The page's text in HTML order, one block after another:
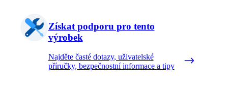
Získat podporu pro tento
výrobek
Najděte časté dotazy, uživatelské
příručky, bezpečnostní informace a tipy